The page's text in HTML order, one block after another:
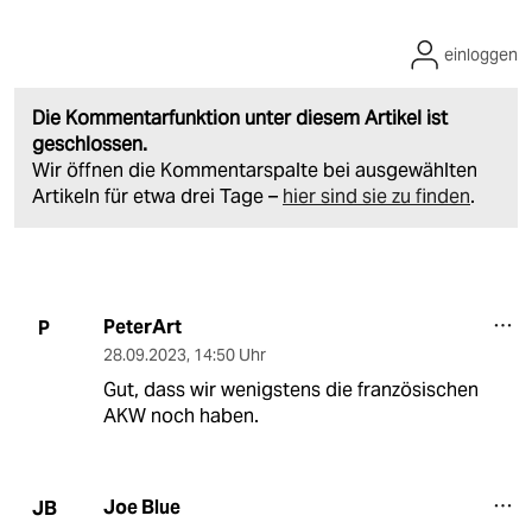
Die Kommentarfunktion unter diesem Artikel ist
geschlossen.
Wir öffnen die Kommentarspalte bei ausgewählten
Artikeln für etwa drei Tage – hier sind sie zu finden.
einloggen
P PeterArt
28.09.2023, 14:50 Uhr
Gut, dass wir wenigstens die französischen
AKW noch haben.
JB Joe Blue